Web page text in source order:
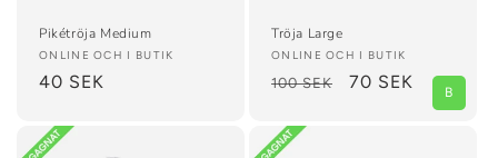
Pikétröja Medium
Säljare:
ONLINE OCH I BUTIK
Ordinarie
40 SEK B
Tröja Large
Säljare:
ONLINE OCH I BUTIK
Ordinarie
100 SEK Försäljningspris
70 SEK